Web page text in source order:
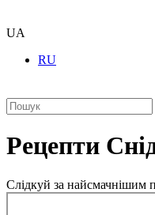
UA
RU
Рецепти
Слідкуй за найсмачнішим